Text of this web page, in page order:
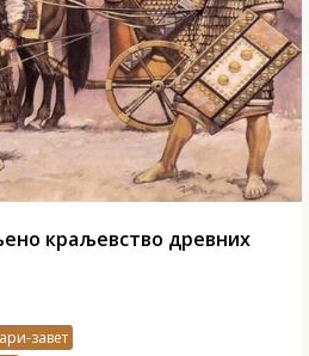
краљевство древних
завет